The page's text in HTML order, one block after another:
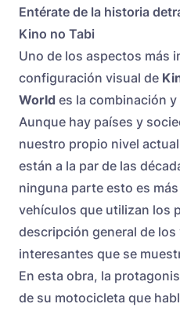
Entérate de la historia
Kino no Tabi
Uno de los aspectos más
configuración visual de
World es la combinación
Aunque hay países y
nuestro propio nivel
están a la par de las
ninguna parte esto es
vehículos que utilizan los
descripción general de
interesantes que se
En esta obra, la
de su motocicleta que